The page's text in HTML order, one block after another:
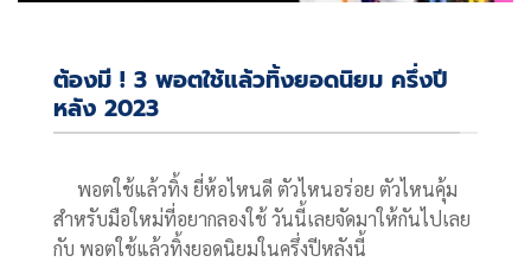
ต้องมี ! 3 พอตใช้แล้วทิ้งยอดนิยม ครึ่งปี
หลัง 2023
พอตใช้แล้วทิ้ง ยี่ห้อไหนดี ตัวไหนอร่อย ตัวไหนคุ้ม
สำหรับมือใหม่ที่อยากลองใช้ วันนี้เลยจัดมาให้กันไปเลย
กับ พอตใช้แล้วทิ้งยอดนิยมในครึ่งปีหลังนี้